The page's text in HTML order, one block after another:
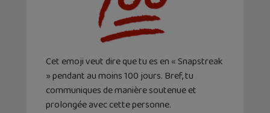
Cet emoji veut dire que tu es en « Snapstreak
» pendant au moins 100 jours. Bref, tu
communiques de manière soutenue et
prolongée avec cette personne.